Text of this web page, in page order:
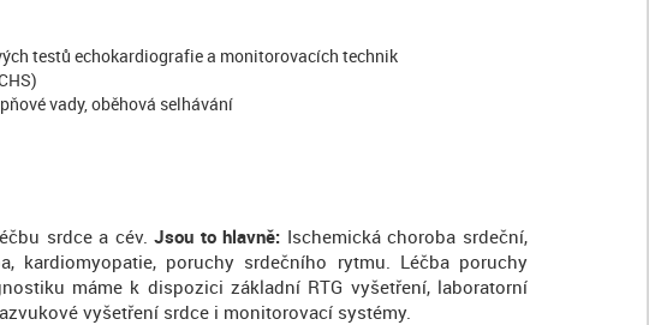
testů echokardiografie a monitorovacích technik
vady, oběhová selhávání
srdce a cév.Jsou to hlavně: Ischemická choroba srdeční,
kardiomyopatie, poruchy srdečního rytmu. Léčba poruchy
máme k dispozici základní RTG vyšetření, laboratorní
vyšetření srdce i monitorovací systémy.